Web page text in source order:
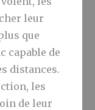
leur
que
capable de
distances.
les
de leur